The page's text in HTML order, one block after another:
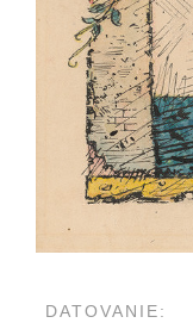
DATOVANIE: